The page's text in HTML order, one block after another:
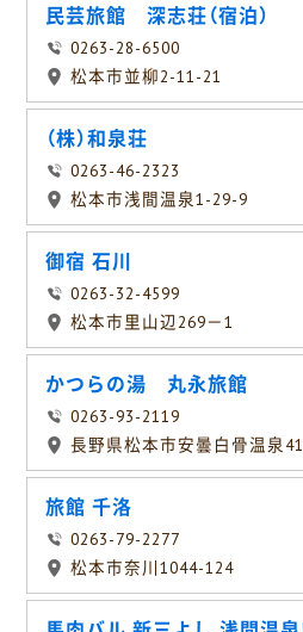
民芸旅館 深志荘（宿泊）
0263-28-6500
松本市並柳2-11-21
（株）和泉荘
0263-46-2323
松本市浅間温泉1-29-9
御宿 石川
0263-32-4599
松本市里山辺269－1
かつらの湯 丸永旅館
0263-93-2119
長野県松本市安曇白骨温泉
旅館 千洛
0263-79-2277
松本市奈川1044-124